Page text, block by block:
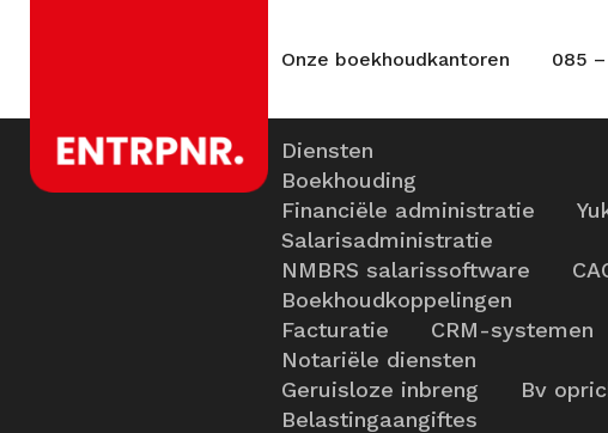
Onze boekhoudkantoren 085
Diensten
Boekhouding
Financiële administratie
Salarisadministratie
NMBRS salarissoftware
Boekhoudkoppelingen
Facturatie
CRM-systemen
Notariële diensten
Geruisloze inbreng
Bv
Belastingaangiftes